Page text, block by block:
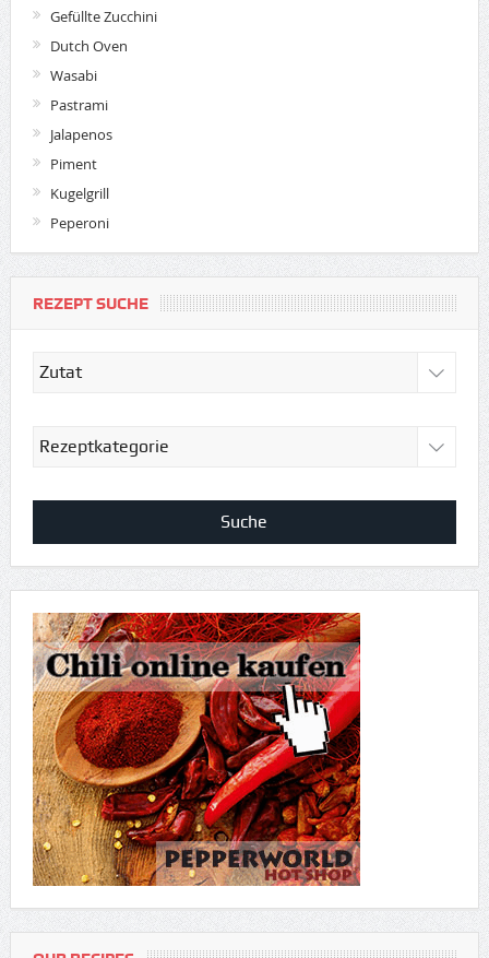
Gefüllte Zucchini
Dutch Oven
Wasabi
Pastrami
Jalapenos
Piment
Kugelgrill
Peperoni
REZEPT SUCHE